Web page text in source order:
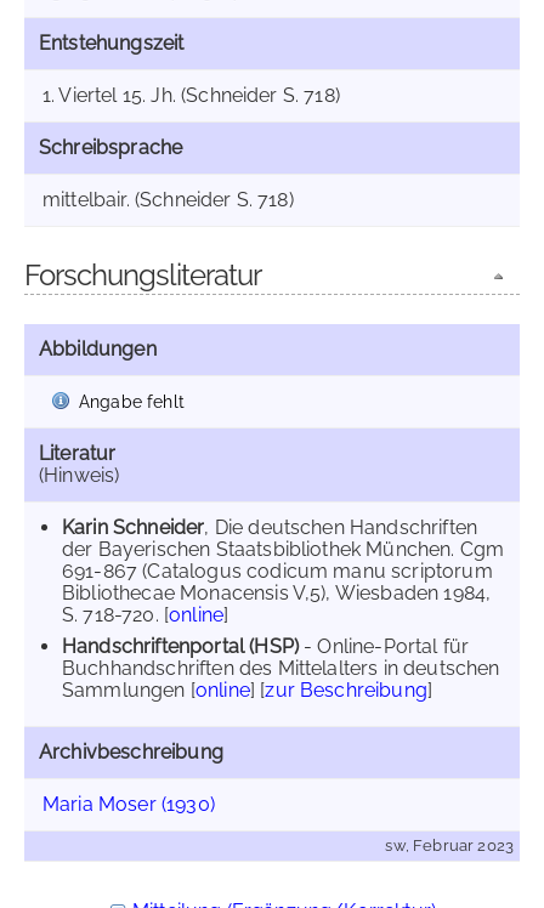
Entstehungszeit
1. Viertel 15. Jh. (Schneider S. 718)
Schreibsprache
mittelbair. (Schneider S. 718)
Forschungsliteratur
Abbildungen
Angabe fehlt
Literatur
(Hinweis)
Karin Schneider, Die deutschen Handschriften
der Bayerischen Staatsbibliothek München. Cgm
691-867 (Catalogus codicum manu scriptorum
Bibliothecae Monacensis V,5), Wiesbaden 1984,
S. 718-720. [online]
Handschriftenportal (HSP)- Online-Portal für
Buchhandschriften des Mittelalters in deutschen
Sammlungen [online] [zur Beschreibung]
Archivbeschreibung
Maria Moser (1930)
sw, Februar 2023